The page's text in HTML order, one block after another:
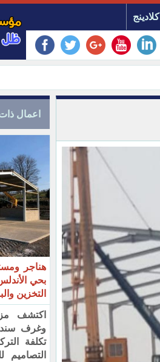
كلادينج
اعمال
هناجر
بحي
التخزين
اكتشف
وغرف
تكلفة
التصاميم